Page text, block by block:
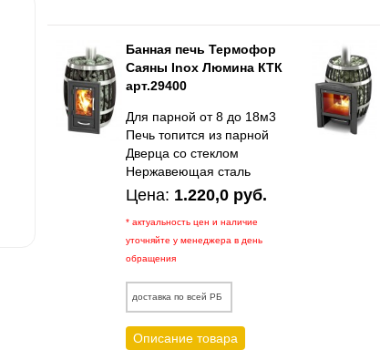
Банная печь Термофор
Саяны Inox Люмина КТК
арт.29400
Для парной от 8 до 18м3
Печь топится из парной
Дверца со стеклом
Нержавеющая сталь
Цена: 1.220,0 руб.
* актуальность цен и наличие
уточняйте у менеджера в день
обращения
доставка по всей РБ
Описание товара